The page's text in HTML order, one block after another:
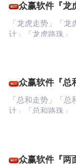
众赢软件『龙
文教程
「龙虎走势」「
计」「龙虎路珠」
众赢软件『总
文教程
「总和走势」「
计」「总和路珠」
众赢软件『两